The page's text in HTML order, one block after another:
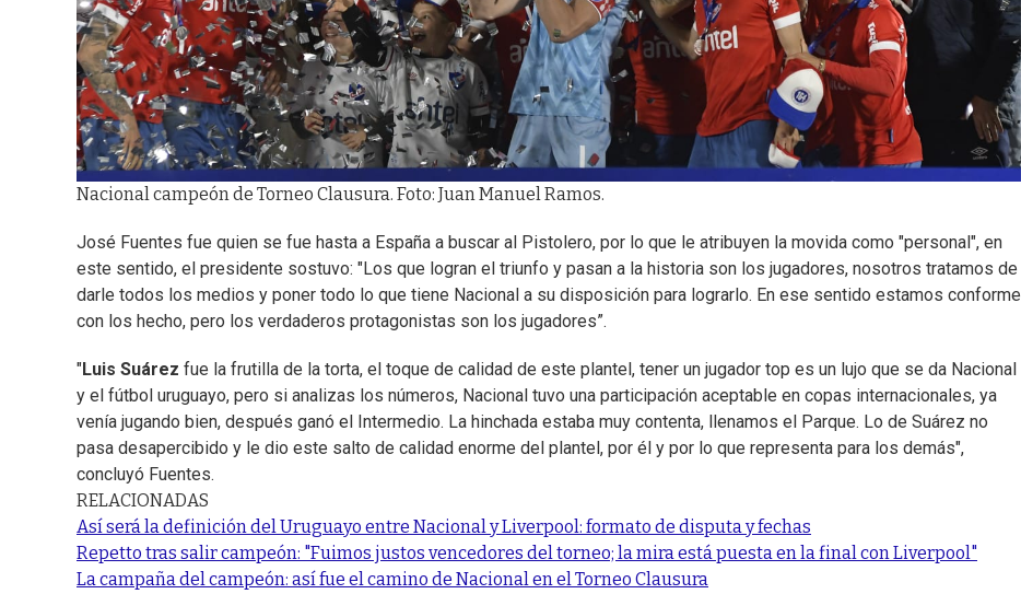
Nacional campeón de Torneo Clausura. Foto: Juan Manuel Ramos.
José Fuentes fue quien se fue hasta a España a buscar al Pistolero, por lo que le atribuyen la movida como "personal", en
este sentido, el presidente sostuvo: "Los que logran el triunfo y pasan a la historia son los jugadores, nosotros tratamos de
darle todos los medios y poner todo lo que tiene Nacional a su disposición para lograrlo. En ese sentido estamos conforme
con los hecho, pero los verdaderos protagonistas son los jugadores”.
"Luis Suárez fue la frutilla de la torta, el toque de calidad de este plantel, tener un jugador top es un lujo que se da Nacional
y el fútbol uruguayo, pero si analizas los números, Nacional tuvo una participación aceptable en copas internacionales, ya
venía jugando bien, después ganó el Intermedio. La hinchada estaba muy contenta, llenamos el Parque. Lo de Suárez no
pasa desapercibido y le dio este salto de calidad enorme del plantel, por él y por lo que representa para los demás",
concluyó Fuentes.
RELACIONADAS
Así será la definición del Uruguayo entre Nacional y Liverpool: formato de disputa y fechas
Repetto tras salir campeón: "Fuimos justos vencedores del torneo; la mira está puesta en la final con Liverpool"
La campaña del campeón: así fue el camino de Nacional en el Torneo Clausura